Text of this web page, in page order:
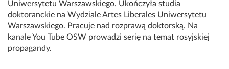
Uniwersytetu Warszawskiego. Ukończyła studia
doktoranckie na Wydziale Artes Liberales Uniwersytetu
Warszawskiego. Pracuje nad rozprawą doktorską. Na
kanale You Tube OSW prowadzi serię na temat rosyjskiej
propagandy.